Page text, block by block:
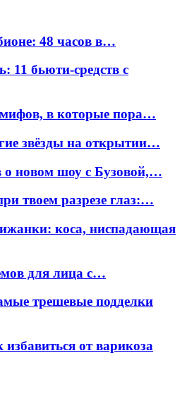
48 часов в…
11 бьюти-средств с
мифов, в которые пора…
звёзды на открытии…
о новом шоу с Бузовой,…
твоем разрезе глаз:…
коса, ниспадающая
для лица с…
трешевые подделки
избавиться от варикоза